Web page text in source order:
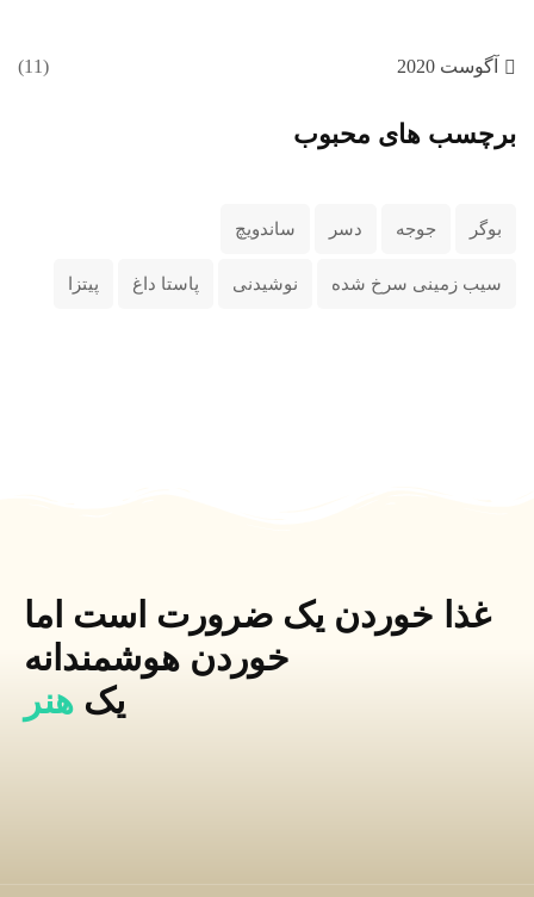
آگوست 2020 (11)
برچسب های محبوب
بوگر جوجه دسر ساندویچ
سیب زمینی سرخ شده نوشیدنی پاستا داغ پیتزا
غذا خوردن یک ضرورت است اما
خوردن هوشمندانه
یک هنر